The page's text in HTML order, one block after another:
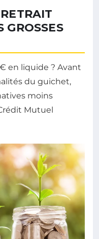
GROSSES
en liquide ? Avant
du guichet,
moins
Mutuel